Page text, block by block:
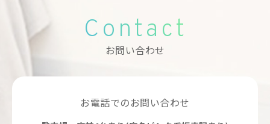
Contact
お問い合わせ
お電話でのお問い合わせ